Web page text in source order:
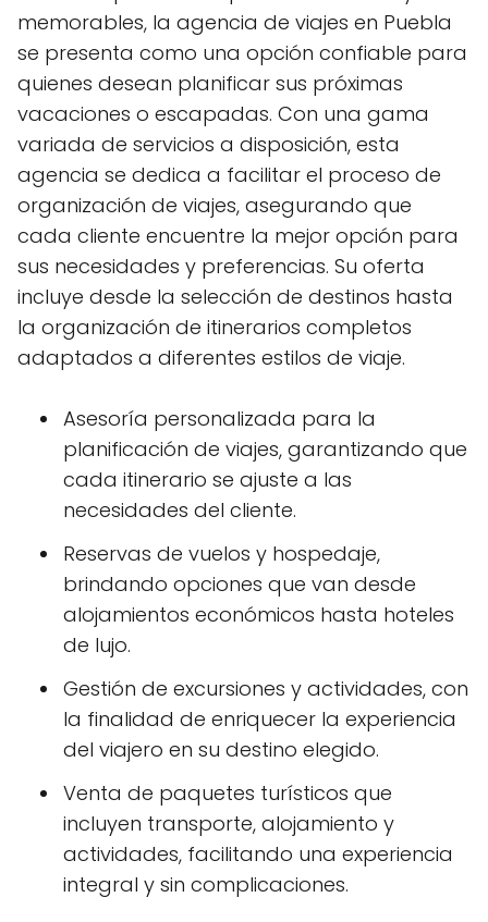
memorables, la agencia de viajes en Puebla
se presenta como una opción confiable para
quienes desean planificar sus próximas
vacaciones o escapadas. Con una gama
variada de servicios a disposición, esta
agencia se dedica a facilitar el proceso de
organización de viajes, asegurando que
cada cliente encuentre la mejor opción para
sus necesidades y preferencias. Su oferta
incluye desde la selección de destinos hasta
la organización de itinerarios completos
adaptados a diferentes estilos de viaje.
Asesoría personalizada para la
planificación de viajes, garantizando que
cada itinerario se ajuste a las
necesidades del cliente.
Reservas de vuelos y hospedaje,
brindando opciones que van desde
alojamientos económicos hasta hoteles
de lujo.
Gestión de excursiones y actividades, con
la finalidad de enriquecer la experiencia
del viajero en su destino elegido.
Venta de paquetes turísticos que
incluyen transporte, alojamiento y
actividades, facilitando una experiencia
integral y sin complicaciones.